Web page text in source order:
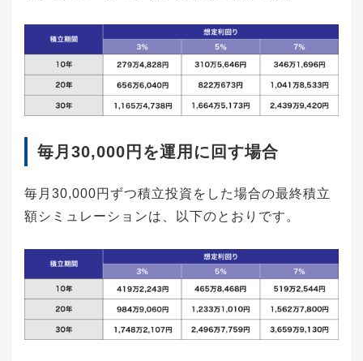
毎月30,000円を運用に回す場合
毎月30,000円ずつ積立投資をした場合の最終積立
額シミュレーションは、以下のとおりです。